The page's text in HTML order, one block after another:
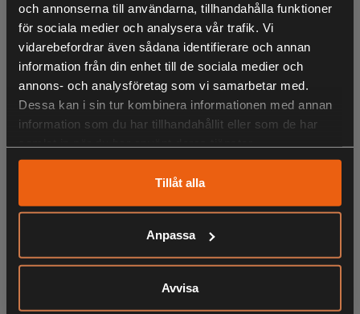
och annonserna till användarna, tillhandahålla funktioner
för sociala medier och analysera vår trafik. Vi
vidarebefordrar även sådana identifierare och annan
information från din enhet till de sociala medier och
annons- och analysföretag som vi samarbetar med.
Dessa kan i sin tur kombinera informationen med annan
information som du har tillhandahållit eller som de har
Tillåt alla
Anpassa
Avvisa
5 styrkor;
4= 58 kg
6= 30 kg
8= 22 kg
LIKNANDE PRODUKTER